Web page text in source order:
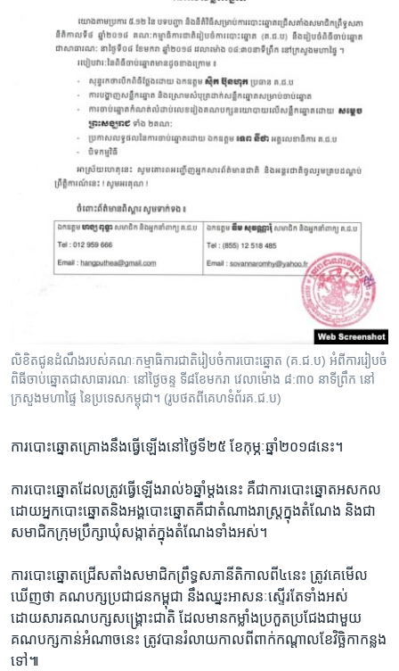
លិខិត​ជូន​ដំណឹង​របស់​គណៈកម្មាធិការ​ជាតិ​រៀបចំ​ការ​បោះឆ្នោត (គ.ជ.ប) អំពី​ការរៀបចំ​
ពិធី​ចាប់ឆ្នោត​ជា​សាធារណៈ​ នៅ​ថ្ងៃ​ចន្ទ​ ទី​៨​ខែ​មករា វេលា​ម៉ោង ៨:៣០ នាទី​ព្រឹក ​នៅ​
ក្រសួង​មហាផ្ទៃ ​នៃ​ប្រទេស​កម្ពុជា។ (រូបថត​ពី​គេហទំព័រ​គ.ជ.ប)
ការ​បោះឆ្នោត​គ្រោង​នឹង​ធ្វើឡើង​នៅ​ថ្ងៃ​ទី​២៥ ខែ​កុម្ភៈ​ឆ្នាំ​២០១៨​នេះ។
ការ​បោះឆ្នោត​ដែល​ត្រូវ​ធ្វើ​ឡើង​រាល់​៦​ឆ្នាំ​ម្ដង​នេះ​ គឺ​ជា​ការ​បោះឆ្នោត​អសកល
ដោយអ្នក​បោះឆ្នោត​និង​អង្គ​បោះឆ្នោត​គឺ​ជា​តំណាងរាស្ត្រ​ក្នុង​តំណែង និង​ជា​
សមាជិក​ក្រុម​ប្រឹក្សា​ឃុំ​សង្កាត់​ក្នុង​តំណែង​ទាំង​អស់។​
ការ​បោះឆ្នោត​ជ្រើសតាំង​សមាជិក​ព្រឹទ្ធសភា​នីតិកាល​ពី​៤​នេះ ត្រូវ​គេ​មើល​
ឃើញ​ថា​ គណបក្ស​ប្រជាជន​កម្ពុជា នឹង​ឈ្នះ​អាសនៈ​ស្ទើរ​តែ​ទាំង​អស់
ដោយសារ​គណបក្ស​សង្គ្រោះ​ជាតិ ដែល​មាន​កម្លាំង​ប្រកួតប្រជែង​ជាមួយ​
គណបក្ស​កាន់អំណាច​នេះ ត្រូវ​បាន​រំលាយ​កាល​ពី​ពាក់​កណ្ដាល​ខែ​វិច្ឆិកា​កន្លង​
ទៅ៕